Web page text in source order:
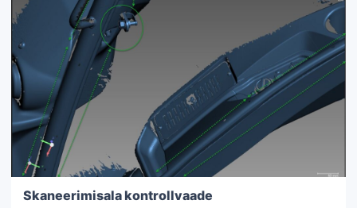
Skaneerimisala kontrollvaade